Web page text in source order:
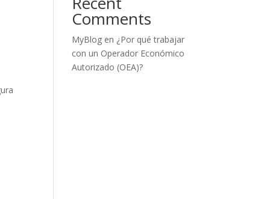
Comments
MyBlog en ¿Por qué trabajar
con un Operador Económico
Autorizado (OEA)?